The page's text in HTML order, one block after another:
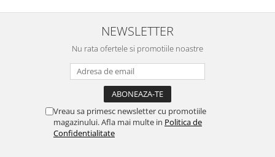
Baterii bucatarie
Chiuvete bucatarie compozit
Chiuvete inox
NEWSLETTER
Nu rata ofertele si promotiile noastre
Vreau sa primesc newsletter cu promotiile
magazinului. Afla mai multe in Politica de
Confidentialitate